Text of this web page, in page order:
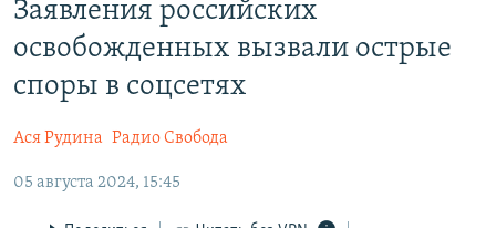
главной
навигации
Вернутся
КАРТА ВОЕННЫХ ОБЪЕКТОВ КРЫМА
ИСТОРИЯ
ЕЩЕ
ТЕЛЕПРОЕКТ КРЫМ.РЕАЛИИ
КАК ОБОЙТИ БЛОКИРОВКУ
Заявления российских
освобожденных вызвали острые
споры в соцсетях
Ася Рудина Радио Свобода
05 августа 2024, 15:45